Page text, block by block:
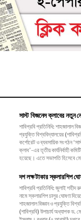
সাস্ট বিজনেস ক্লাবের নতুন
শাবিপ্রবি প্রতিনিধি: শাহজালাল বিজ্ঞান ও
প্রযুক্তি বিশ্ববিদ্যালয়ের
কর্পোরেট ও ব্যবসায়িক সংগঠন
ক্লাব’-এর তৃতীয় কার্যনির্বাহী
হয়েছে। এতে সভাপতি হিসেবে
হক ও সাধারণ সম্পাদক হিসেবে আল শাহরিয়ার
আহমেদ নিবির মনোনীত
দুপুরে সংগঠনের জনসংযোগ
দশ লক্ষ টাকার স্কলারশিপ
শাবিপ্রবি প্রতিনিধি: জুলাই শহীদ রুদ্র সেনের
নামে স্কলারশিপ চালুর ঘোষণা
শাহজালাল বিজ্ঞান ও প্রযুক্তি
(শাবিপ্রবি) উপাচার্য অধ্যাপক ড.
বিশ্ববিদ্যালয়ের কেন্দ্রীয় মিলনায়তনে জুলাই
গণঅভ্যুত্থান দিবসের
নিয়ে তিনি এ ঘোষণা দেন। উপাচার্য